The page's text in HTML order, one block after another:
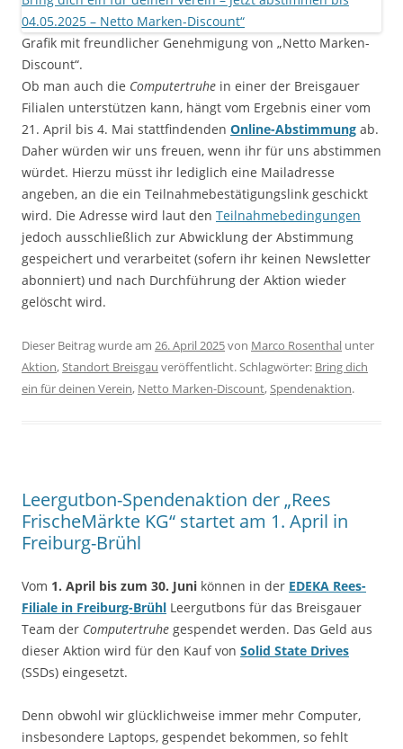
Grafik mit freundlicher Genehmigung von „Netto Marken-
Discount“.
Ob man auch die Computertruhe in einer der Breisgauer
Filialen unterstützen kann, hängt vom Ergebnis einer vom
21. April bis 4. Mai stattfindenden Online-Abstimmung ab.
Daher würden wir uns freuen, wenn ihr für uns abstimmen
würdet. Hierzu müsst ihr lediglich eine Mailadresse
angeben, an die ein Teilnahmebestätigungslink geschickt
wird. Die Adresse wird laut den Teilnahmebedingungen
jedoch ausschließlich zur Abwicklung der Abstimmung
gespeichert und verarbeitet (sofern ihr keinen Newsletter
abonniert) und nach Durchführung der Aktion wieder
gelöscht wird.
Dieser Beitrag wurde am 26. April 2025von Marco Rosenthal unter
Aktion,Standort Breisgau veröffentlicht. Schlagwörter: Bring dich
ein für deinen Verein, Netto Marken-Discount,Spendenaktion.
Leergutbon-Spendenaktion der „Rees
FrischeMärkte KG“ startet am 1. April in
Freiburg-Brühl
Vom 1. April bis zum 30. Juni können in der EDEKA Rees-
Filiale in Freiburg-Brühl Leergutbons für das Breisgauer
Team der Computertruhe gespendet werden. Das Geld aus
dieser Aktion wird für den Kauf von Solid State Drives
(SSDs) eingesetzt.
Denn obwohl wir glücklichweise immer mehr Computer,
insbesondere Laptops, gespendet bekommen, so fehlt